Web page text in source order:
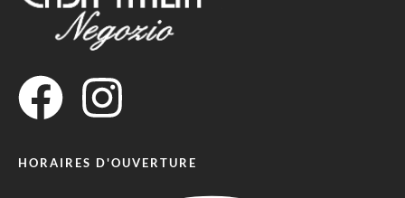
HORAIRES D'OUVERTURE